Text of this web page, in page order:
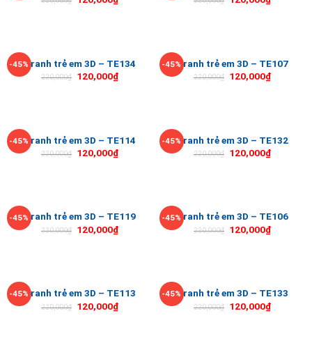
-45%Tranh trẻ em 3D – TE134
220,000₫ 120,000₫
-45%Tranh trẻ em 3D – TE107
220,000₫ 120,000₫
-45%Tranh trẻ em 3D – TE114
220,000₫ 120,000₫
-45%Tranh trẻ em 3D – TE132
220,000₫ 120,000₫
-45%Tranh trẻ em 3D – TE119
220,000₫ 120,000₫
-45%Tranh trẻ em 3D – TE106
220,000₫ 120,000₫
-45%Tranh trẻ em 3D – TE113
220,000₫ 120,000₫
-45%Tranh trẻ em 3D – TE133
220,000₫ 120,000₫